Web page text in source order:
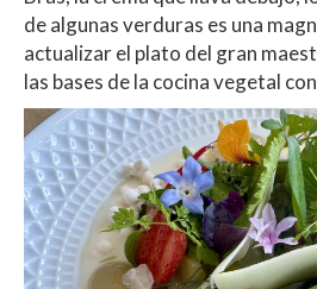
de algunas verduras es una
actualizar el plato del gran
las bases de la cocina vegetal